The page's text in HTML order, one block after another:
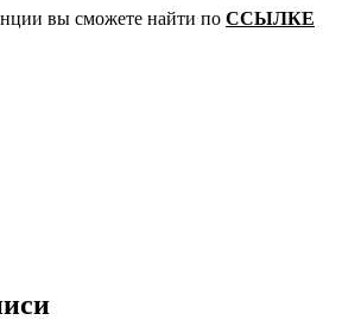
вы сможете найти по ССЫЛКЕ